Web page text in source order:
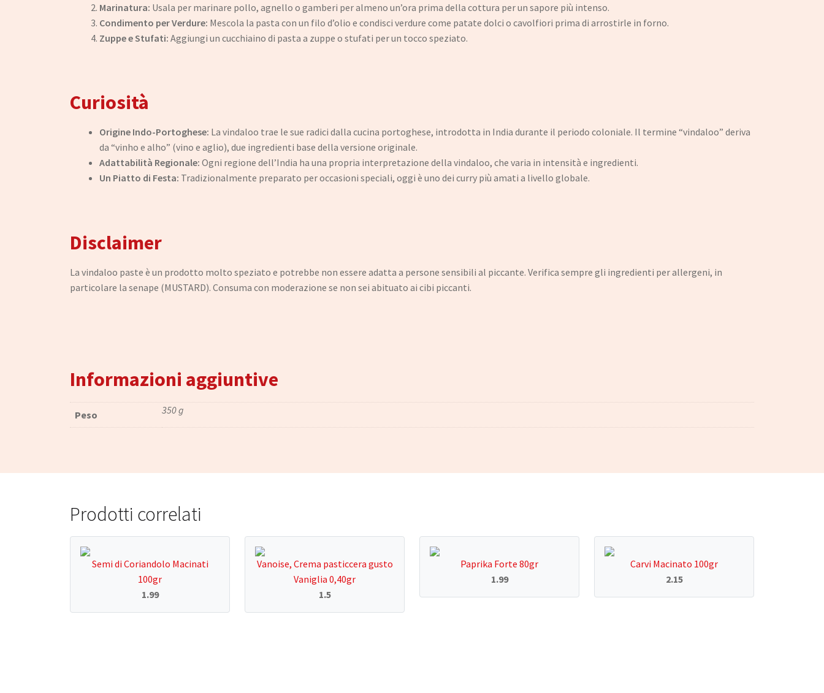
Marinatura: Usala per marinare pollo, agnello o gamberi per almeno un’ora prima della cottura per un sapore più intenso.
Condimento per Verdure: Mescola la pasta con un filo d’olio e condisci verdure come patate dolci o cavolfiori prima di arrostirle in forno.
Zuppe e Stufati: Aggiungi un cucchiaino di pasta a zuppe o stufati per un tocco speziato.
Curiosità
Origine Indo-Portoghese: La vindaloo trae le sue radici dalla cucina portoghese, introdotta in India durante il periodo coloniale. Il termine “vindaloo” deriva
da “vinho e alho” (vino e aglio), due ingredienti base della versione originale.
Adattabilità Regionale: Ogni regione dell’India ha una propria interpretazione della vindaloo, che varia in intensità e ingredienti.
Un Piatto di Festa: Tradizionalmente preparato per occasioni speciali, oggi è uno dei curry più amati a livello globale.
Disclaimer
La vindaloo paste è un prodotto molto speziato e potrebbe non essere adatta a persone sensibili al piccante. Verifica sempre gli ingredienti per allergeni, in
particolare la senape (MUSTARD). Consuma con moderazione se non sei abituato ai cibi piccanti.
Informazioni aggiuntive
Peso 350 g
Prodotti correlati
Semi di Coriandolo Macinati
100gr
1.99
Vanoise, Crema pasticcera gusto
Vaniglia 0,40gr
1.5
Paprika Forte 80gr
1.99
Carvi Macinato 100gr
2.15